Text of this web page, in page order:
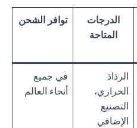
الدرجات
المتاحة
توافر الشحن
الرذاذ
الحراري،
التصنيع
الإضافي
في جميع
أنحاء العالم